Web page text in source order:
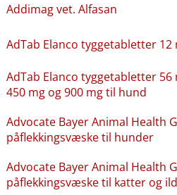
Addimag vet. Alfasan
AdTab Elanco tyggetabletter
AdTab Elanco tyggetabletter 56
450 mg og 900 mg til hund
Advocate Bayer Animal Health
påflekkingsvæske til hunder
Advocate Bayer Animal Health
påflekkingsvæske til katter og